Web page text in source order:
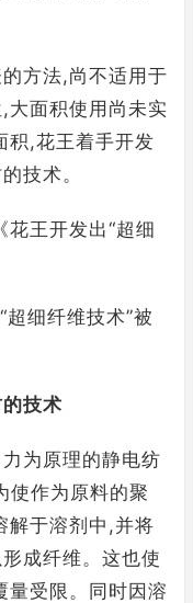
方法,尚不适用于
大面积使用尚未实
积,花王着手开发
技术。
王开发出“超细
细纤维技术”被
技术
为原理的静电纺
作为原料的聚
解于溶剂中,并将
成纤维。这也使
量受限。同时因溶